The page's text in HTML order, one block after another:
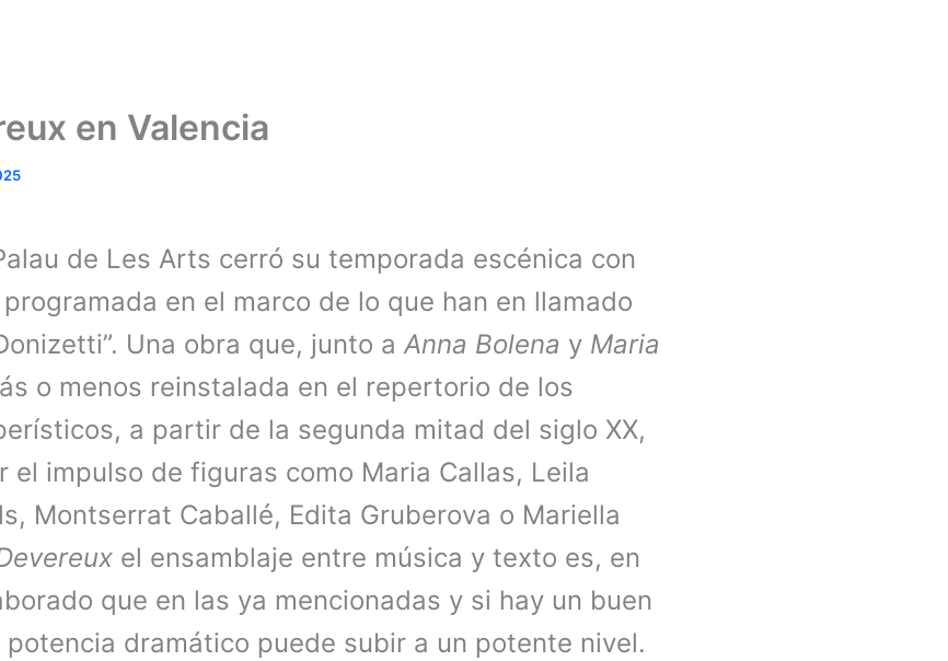
en Valencia
de Les Arts cerró su temporada escénica con
programada en el marco de lo que han en llamado
Una obra que, junto aAnna Bolena y Maria
o menos reinstalada en el repertorio de los
a partir de la segunda mitad del siglo XX,
el impulso de figuras como Maria Callas, Leila
Montserrat Caballé, Edita Gruberova o Mariella
el ensamblaje entre música y texto es, en
que en las ya mencionadas y si hay un buen
dramático puede subir a un potente nivel.